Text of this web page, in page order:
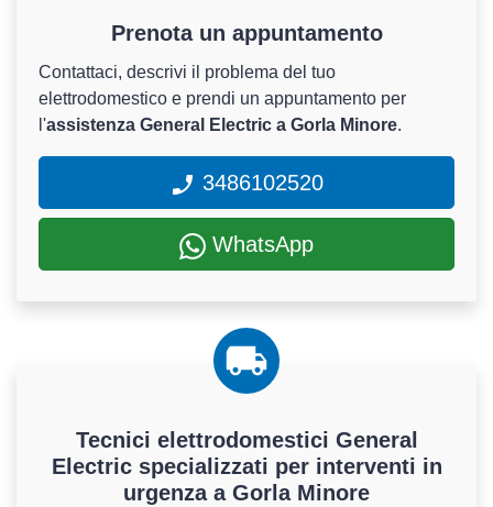
Prenota un appuntamento
Contattaci, descrivi il problema del tuo
elettrodomestico e prendi un appuntamento per
l'assistenza General Electric a Gorla Minore.
3486102520
WhatsApp
Tecnici elettrodomestici General
Electric specializzati per interventi in
urgenza a Gorla Minore